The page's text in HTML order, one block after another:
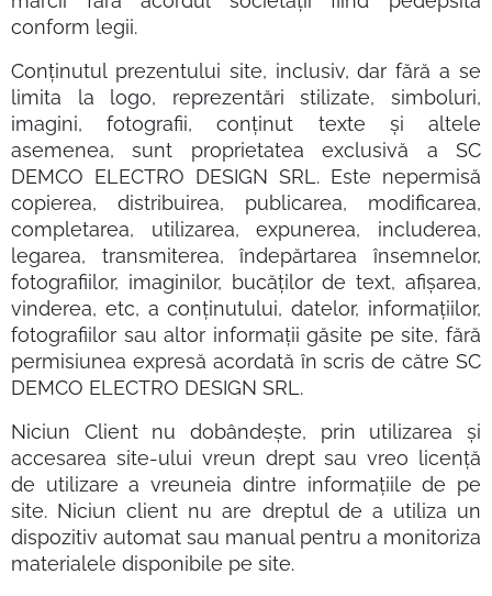
conform legii.
Conținutul prezentului site, inclusiv, dar fără a se
limita la logo, reprezentări stilizate, simboluri,
imagini, fotografii, conținut texte și altele
asemenea, sunt proprietatea exclusivă a SC
DEMCO ELECTRO DESIGN SRL. Este nepermisă
copierea, distribuirea, publicarea, modificarea,
completarea, utilizarea, expunerea, includerea,
legarea, transmiterea, îndepărtarea însemnelor,
fotografiilor, imaginilor, bucăților de text, afișarea,
vinderea, etc, a conținutului, datelor, informațiilor,
fotografiilor sau altor informații găsite pe site, fără
permisiunea expresă acordată în scris de către SC
DEMCO ELECTRO DESIGN SRL.
Niciun Client nu dobândește, prin utilizarea și
accesarea site-ului vreun drept sau vreo licență
de utilizare a vreuneia dintre informațiile de pe
site. Niciun client nu are dreptul de a utiliza un
dispozitiv automat sau manual pentru a monitoriza
materialele disponibile pe site.